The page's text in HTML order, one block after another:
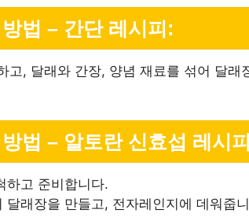
법 – 간단 레시피:
고, 달래와 간장, 양념 재료를 섞어 달래
법 – 알토란 신효섭 레시
하고 준비합니다.
달래장을 만들고, 전자레인지에 데워줍